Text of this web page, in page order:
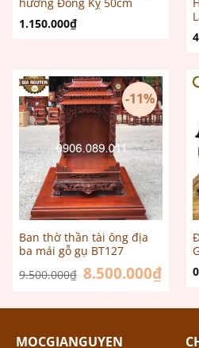
1.150.000₫
-11%
Ban thờ thần tài ông địa
ba mái gỗ gụ BT127
9.500.000₫ Giá
gốc
8.500.000₫Giá
hiện
0
MOCGIANGUYEN